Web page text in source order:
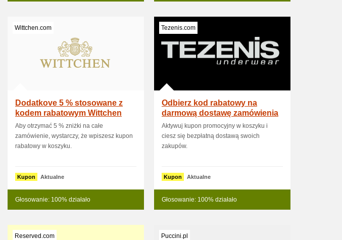
Wittchen.com
Dodatkove 5 % stosowane z
kodem rabatowym Wittchen
Aby otrzymać 5 % zniżki na całe
zamówienie, wystarczy, że wpiszesz kupon
rabatowy w koszyku.
Kupon Aktualne
Głosowanie: 100% działało
Tezenis.com
Odbierz kod rabatowy na
darmową dostawę zamówienia
Aktywuj kupon promocyjny w koszyku i
ciesz się bezpłatną dostawą swoich
zakupów.
Kupon Aktualne
Głosowanie: 100% działało
Reserved.com Puccini.pl